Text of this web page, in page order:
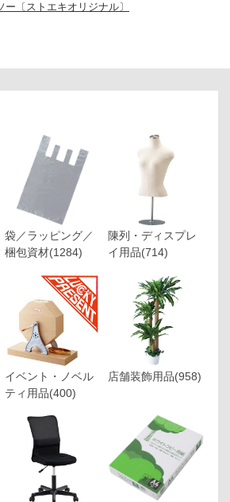
〔ストエキオリジナル〕
袋／ラッピング／
梱包資材(1284)
陳列・ディスプレ
イ用品(714)
イベント・ノベル
ティ用品(400)
店舗装飾用品(958)